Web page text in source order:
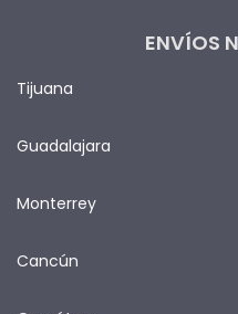
ENVÍOS
Tijuana
Guadalajara
Monterrey
Cancún